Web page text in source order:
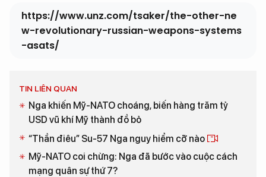
https://www.unz.com/tsaker/the-other-ne
w-revolutionary-russian-weapons-systems
-asats/
TIN LIÊN QUAN
Nga khiến Mỹ-NATO choáng, biến hàng trăm tỷ
USD vũ khí Mỹ thành đồ bỏ
“Thần điêu” Su-57 Nga nguy hiểm cỡ nào
Mỹ-NATO coi chừng: Nga đã bước vào cuộc cách
mạng quân sự thứ 7?